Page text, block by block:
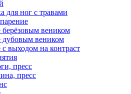
для ног с травами
веником
дубовым веником
выходом на контраст
пресс
пресс